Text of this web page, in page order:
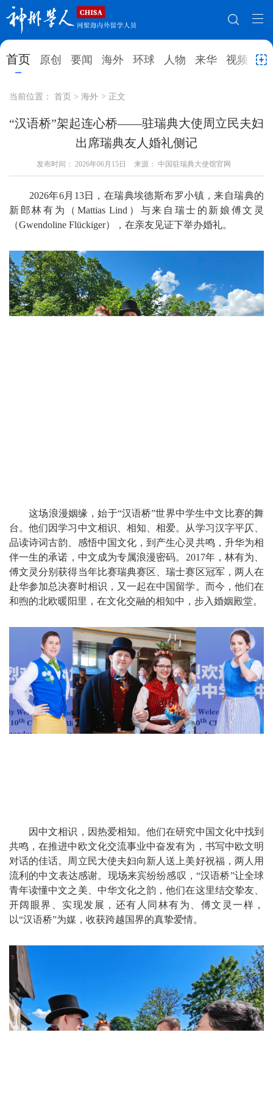
首页 原创 要闻 海外 环球 人物 来华 视频 教
网站地图
首页 原创
环球 人物 来华 视频
就业创业 合作办学
综合 深度 专题 实用信息
招聘信息 更多数据
当前位置： 首页 > 海外 > 正文
“汉语桥”架起连心桥——驻瑞典大使周立民夫妇
出席瑞典友人婚礼侧记
发布时间： 2026年06月15日 来源： 中国驻瑞典大使馆官网
2026年6月13日，在瑞典埃德斯布罗小镇，来自瑞典的
新郎林有为（Mattias Lind）与来自瑞士的新娘傅文灵
（Gwendoline Flückiger），在亲友见证下举办婚礼。
这场浪漫姻缘，始于“汉语桥”世界中学生中文比赛的舞
台。他们因学习中文相识、相知、相爱。从学习汉字平仄、
品读诗词古韵、感悟中国文化，到产生心灵共鸣，升华为相
伴一生的承诺，中文成为专属浪漫密码。2017年，林有为、
傅文灵分别获得当年比赛瑞典赛区、瑞士赛区冠军，两人在
赴华参加总决赛时相识，又一起在中国留学。而今，他们在
和煦的北欧暖阳里，在文化交融的相知中，步入婚姻殿堂。
因中文相识，因热爱相知。他们在研究中国文化中找到
共鸣，在推进中欧文化交流事业中奋发有为，书写中欧文明
对话的佳话。周立民大使夫妇向新人送上美好祝福，两人用
流利的中文表达感谢。现场来宾纷纷感叹，“汉语桥”让全球
青年读懂中文之美、中华文化之韵，他们在这里结交挚友、
开阔眼界、实现发展，还有人同林有为、傅文灵一样，
以“汉语桥”为媒，收获跨越国界的真挚爱情。